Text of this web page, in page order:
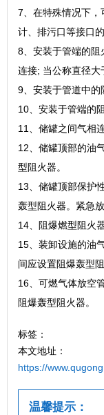
7、在特殊情况下
计、排污口等接口的
8、安装于管端的
连接; 当公称直径大
9、安装于管道中的
10、安装于管端的
11、储罐之间气相
12、储罐顶部的油
型阻火器。
13、储罐顶部保护
轰型阻火器。紧急
14、阻爆燃型阻火器
15、装卸设施的油
间应设置阻爆轰型阻
16、可燃气体放空
阻爆轰型阻火器。
标签：
本文地址：
https://
温馨提示：